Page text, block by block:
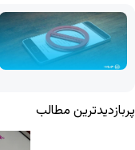
پربازدیدترین مطالب